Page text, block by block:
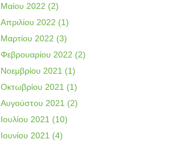
Μαίου 2022 (2)
Απριλίου 2022 (1)
Μαρτίου 2022 (3)
Φεβρουαρίου 2022 (2)
Νοεμβρίου 2021 (1)
Οκτωβρίου 2021 (1)
Αυγούστου 2021 (2)
Ιουλίου 2021 (10)
Ιουνίου 2021 (4)